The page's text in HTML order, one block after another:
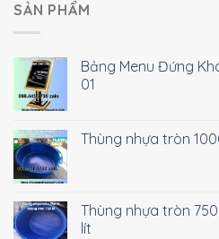
SẢN PHẨM
Bảng Menu Đứng
01
Thùng nhựa tròn
Thùng nhựa tròn
lít